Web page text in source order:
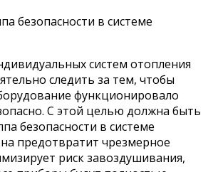
систем отопления
следить за тем, чтобы
функционировало
С этой целью должна быть
безопасности в системе
предотвратит чрезмерное
риск завоздушивания,